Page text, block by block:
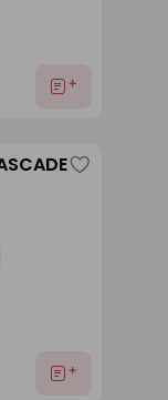
Ajouter
Ajouter